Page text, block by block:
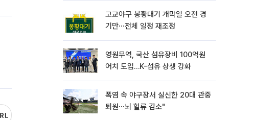
고교야구 봉황대기 개막일 오전 경
기만⋯전체 일정 재조정
영원무역, 국산 섬유장비 100억원
어치 도입…K-섬유 상생 강화
폭염 속 야구장서 실신한 20대 관중
퇴원⋯뇌 혈류 감소"